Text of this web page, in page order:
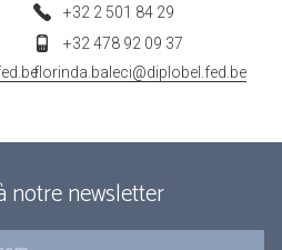
+32 2 501 84 29
+32 478 92 09 37
florinda.baleci@diplobel.fed.be
notre newsletter